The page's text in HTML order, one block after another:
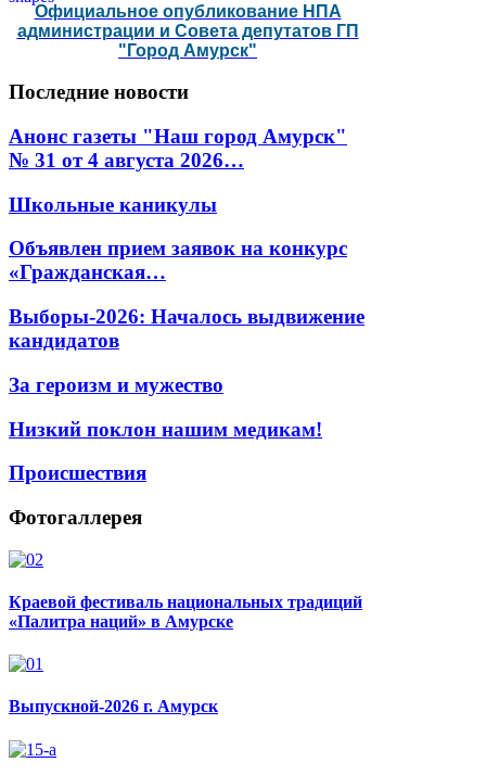
Официальное опубликование НПА
администрации и Совета депутатов ГП
"Город Амурск"
Последние новости
Анонс газеты "Наш город Амурск"
№ 31 от 4 августа 2026…
Школьные каникулы
Объявлен прием заявок на конкурс
«Гражданская…
Выборы-2026: Началось выдвижение
кандидатов
За героизм и мужество
Низкий поклон нашим медикам!
Происшествия
Фотогаллерея
Краевой фестиваль национальных традиций
«Палитра наций» в Амурске
Выпускной-2026 г. Амурск